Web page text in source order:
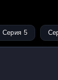
Серия 5